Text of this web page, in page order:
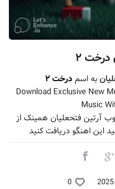
۲
به اسمدرخت ۲
Download Exclusive New
Music
از خواننده محبوب آرتین فتحعلیان همینک از
این اهنگو دریافت کنید
0